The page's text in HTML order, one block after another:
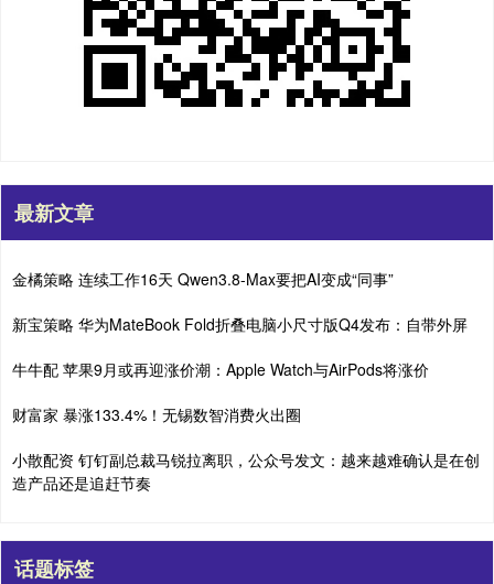
最新文章
金橘策略 连续工作16天 Qwen3.8-Max要把AI变成“同事”
新宝策略 华为MateBook Fold折叠电脑小尺寸版Q4发布：自带外屏
牛牛配 苹果9月或再迎涨价潮：Apple Watch与AirPods将涨价
财富家 暴涨133.4%！无锡数智消费火出圈
小散配资 钉钉副总裁马锐拉离职，公众号发文：越来越难确认是在创
造产品还是追赶节奏
话题标签